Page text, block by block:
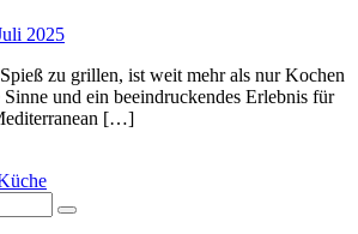
2025
zu grillen, ist weit mehr als nur Kochen
und ein beeindruckendes Erlebnis für
[…]